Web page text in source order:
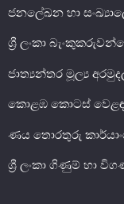
මූල්‍ය යටිතල
ගෙවීම් හා පියවීම්
නීති හා රෙගුලාසි
පිරමීඩ යෝජනා
උපකරණ සහ
ජනලේඛන හා
ශ්‍රී ලංකා
ජාත්‍යන්තර මූල්‍ය
කොළඹ කොටස්
ණය තොරතුරු
ශ්‍රී ලංකා ගිණුම් හා